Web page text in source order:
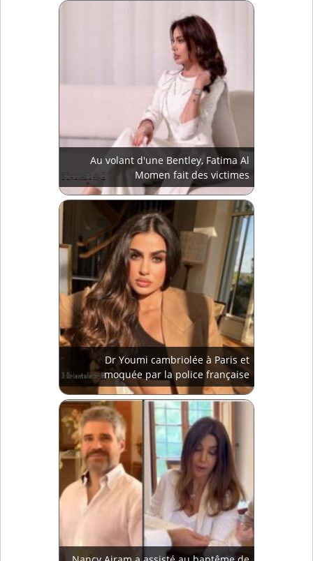
Au volant d'une Bentley, Fatima Al
Momen fait des victimes
Dr Youmi cambriolée à Paris et
moquée par la police française